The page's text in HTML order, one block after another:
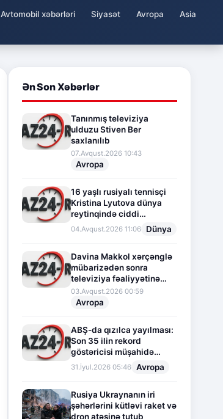
Avtomobil xəbərləri Siyasət Avropa
Asia
Ən Son Xəbərlər
Tanınmış televiziya
ulduzu Stiven Ber
saxlanılıb
07.Avqust.2026 10:43
Avropa
16 yaşlı rusiyalı tennisçi
Kristina Lyutova dünya
reytinqində ciddi
irəliləyişə imza atdı
04.Avqust.2026 11:06 Dünya
Davina Makkol xərçənglə
mübarizədən sonra
televiziya fəaliyyətinə
fasilə verir
03.Avqust.2026 00:59
Avropa
ABŞ-da qızılca yayılması:
Son 35 ilin rekord
göstəricisi müşahidə
olunur
31.İyul.2026 05:46 Avropa
Rusiya Ukraynanın iri
şəhərlərini kütləvi raket və
dron atəşinə tutub